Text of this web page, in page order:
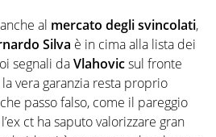
al mercato degli svincolati,
Silva è in cima alla lista dei
segnali daVlahovicsul fronte
vera garanzia resta proprio
passo falso, come il pareggio
ct ha saputo valorizzare gran